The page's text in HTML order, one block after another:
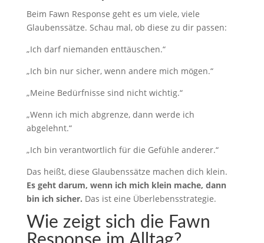
Beim Fawn Response geht es um viele, viele
Glaubenssätze. Schau mal, ob diese zu dir passen:
„Ich darf niemanden enttäuschen.“
„Ich bin nur sicher, wenn andere mich mögen.“
„Meine Bedürfnisse sind nicht wichtig.“
„Wenn ich mich abgrenze, dann werde ich
abgelehnt.“
„Ich bin verantwortlich für die Gefühle anderer.“
Das heißt, diese Glaubenssätze machen dich klein.
Es geht darum, wenn ich mich klein mache, dann
bin ich sicher. Das ist eine Überlebensstrategie.
Wie zeigt sich die Fawn